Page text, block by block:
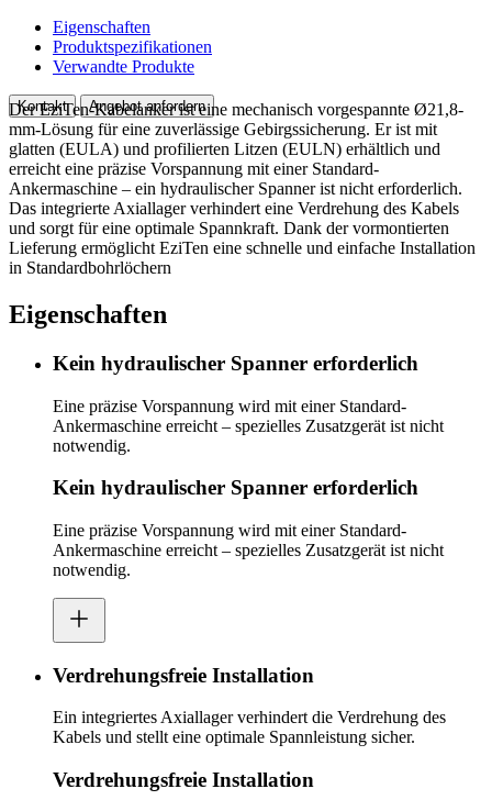
Eigenschaften
Produktspezifikationen
Verwandte Produkte
Kontakt Angebot anfordern
Der EziTen-Kabelanker ist eine mechanisch vorgespannte Ø21,8-
mm-Lösung für eine zuverlässige Gebirgssicherung. Er ist mit
glatten (EULA) und profilierten Litzen (EULN) erhältlich und
erreicht eine präzise Vorspannung mit einer Standard-
Ankermaschine – ein hydraulischer Spanner ist nicht erforderlich.
Das integrierte Axiallager verhindert eine Verdrehung des Kabels
und sorgt für eine optimale Spannkraft. Dank der vormontierten
Lieferung ermöglicht EziTen eine schnelle und einfache Installation
in Standardbohrlöchern
Eigenschaften
Kein hydraulischer Spanner erforderlich
Eine präzise Vorspannung wird mit einer Standard-
Ankermaschine erreicht – spezielles Zusatzgerät ist nicht
notwendig.
Kein hydraulischer Spanner erforderlich
Eine präzise Vorspannung wird mit einer Standard-
Ankermaschine erreicht – spezielles Zusatzgerät ist nicht
notwendig.
Verdrehungsfreie Installation
Ein integriertes Axiallager verhindert die Verdrehung des
Kabels und stellt eine optimale Spannleistung sicher.
Verdrehungsfreie Installation